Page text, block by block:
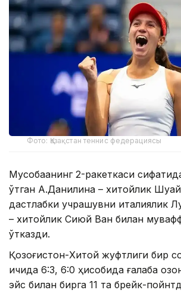
Фото: Қазақстан теннис федерациясы
Мусобақанинг 2-ракеткаси
ўтган А.Данилина – хитойлик
дастлабки учрашувни италиялик
– хитойлик Сиюй Ван билан
ўтказди.
Қозоғистон-Хитой жуфтлиги бир
ичида 6:3, 6:0 ҳисобида ғалаба
эйс билан бирга 11 та брейк-